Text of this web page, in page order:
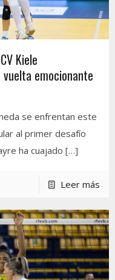
Kiele
vuelta emocionante
se enfrentan este
al primer desafío
ha cuajado […]
Leer más